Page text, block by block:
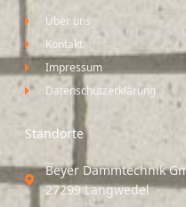
Über uns
Kontakt
Impressum
Datenschutzerklärung
Standorte
Beyer Dämmtechnik
27299 Langwedel